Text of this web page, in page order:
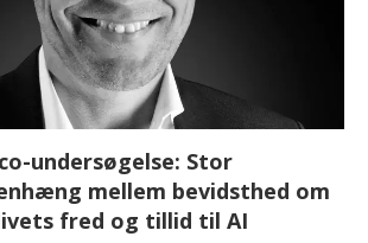
undersøgelse: Stor
mellem bevidsthed om
fred og tillid til AI